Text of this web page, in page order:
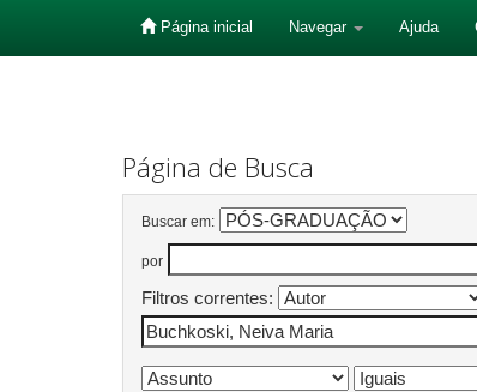
Página inicial Navegar Ajuda
Página de Busca
Buscar em:
por
Filtros correntes: